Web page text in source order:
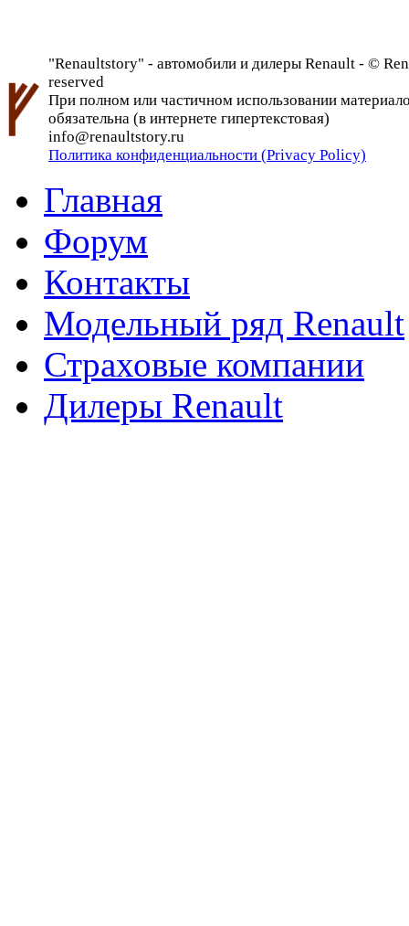
"Renaultstory" - автомобили и дилеры Renault - ©
reserved
При полном или частичном использовании
обязательна (в интернете гипертекстовая)
info@renaultstory.ru
Политика конфиденциальности (Privacy Policy)
Главная
Форум
Контакты
Модельный ряд Renault
Страховые компании
Дилеры Renault